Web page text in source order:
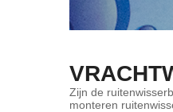
Zijn de
monteren